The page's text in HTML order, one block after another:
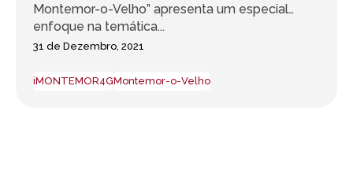
Montemor-o-Velho” apresenta um especial
enfoque na temática...
31 de Dezembro, 2021
iMONTEMOR4GMontemor-o-Velho